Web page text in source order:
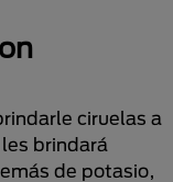
ciruelas a
brindará
de potasio,